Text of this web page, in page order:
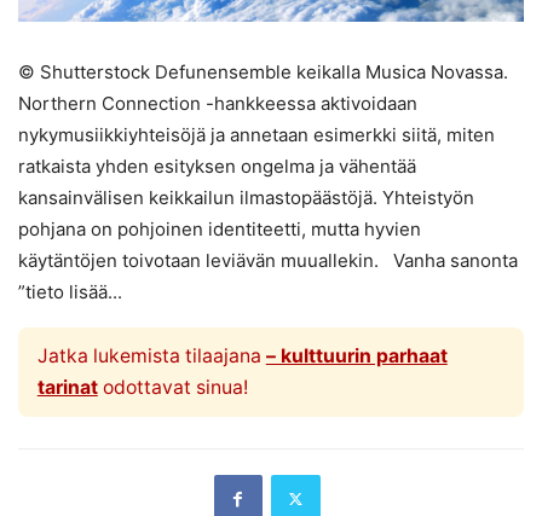
© Shutterstock Defunensemble keikalla Musica Novassa.
Northern Connection -hankkeessa aktivoidaan
nykymusiikkiyhteisöjä ja annetaan esimerkki siitä, miten
ratkaista yhden esityksen ongelma ja vähentää
kansainvälisen keikkailun ilmastopäästöjä. Yhteistyön
pohjana on pohjoinen identiteetti, mutta hyvien
käytäntöjen toivotaan leviävän muuallekin. Vanha sanonta
”tieto lisää...
Jatka lukemista tilaajana – kulttuurin parhaat
tarinatodottavat sinua!